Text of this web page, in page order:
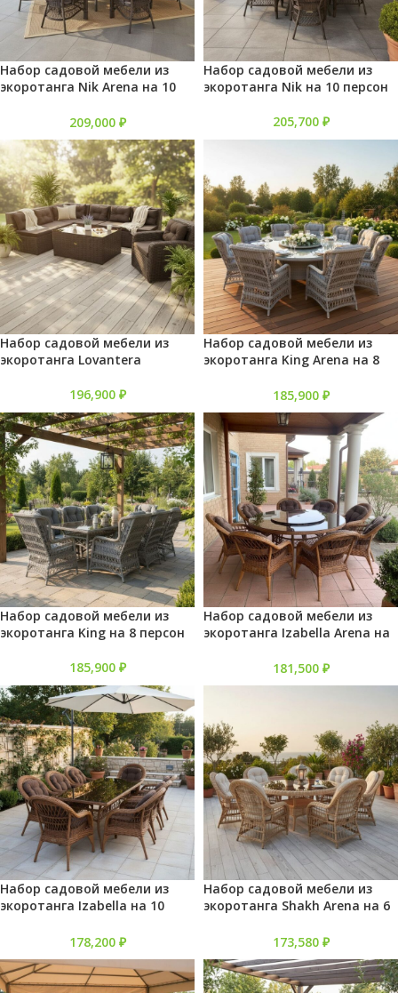
Набор садовой мебели из
экоротанга Nik Arena на 10
209,000 ₽
Набор садовой мебели из
экоротанга Nik на 10 персон
205,700 ₽
Набор садовой мебели из
экоротанга Lovantera
196,900 ₽
Набор садовой мебели из
экоротанга King Arena на 8
185,900 ₽
Набор садовой мебели из
экоротанга King на 8 персон
185,900 ₽
Набор садовой мебели из
экоротанга Izabella Arena на
181,500 ₽
Набор садовой мебели из
экоротанга Izabella на 10
178,200 ₽
Набор садовой мебели из
экоротанга Shakh Arena на 6
173,580 ₽